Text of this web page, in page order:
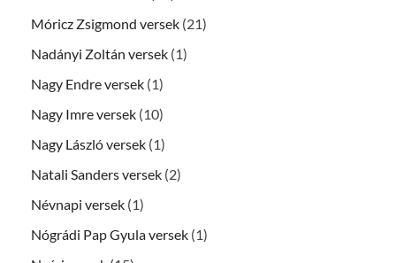
Móricz Zsigmond versek (21)
Nadányi Zoltán versek (1)
Nagy Endre versek (1)
Nagy Imre versek (10)
Nagy László versek (1)
Natali Sanders versek (2)
Névnapi versek (1)
Nógrádi Pap Gyula versek (1)